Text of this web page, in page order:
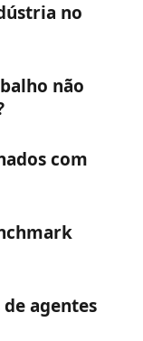
no
não
com
agentes